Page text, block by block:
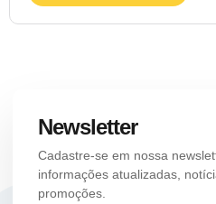
Newsletter
Cadastre-se em nossa
informações atualizadas,
promoções.